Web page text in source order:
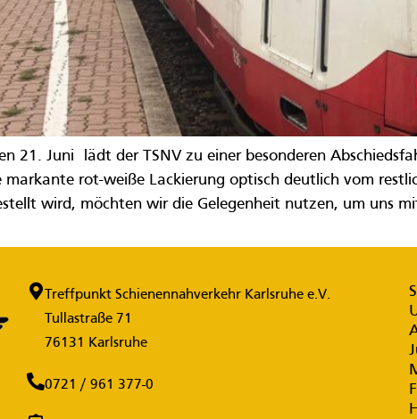
21. Juni lädt der TSNV zu einer besonderen
markante rot-weiße Lackierung optisch deutlich vom
wird, möchten wir die Gelegenheit nutzen, um uns
Treffpunkt Schienennahverkehr Karlsruhe e.V.
Tullastraße 71
76131 Karlsruhe
0721 / 961 377-0